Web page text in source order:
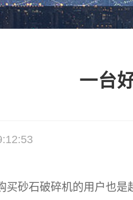
一台
石破碎机的用户也是